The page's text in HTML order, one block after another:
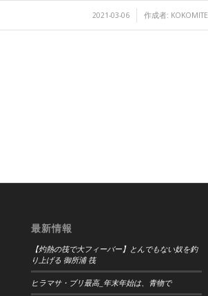
2021-03-06
/ 作成者: KOKOMITE
最新情報
【灼熱の筏で大フィーバー】とんでもない奴を釣
り上げる 御所浦 筏
ヒラマサ・ブリ最高_年末年始は、青物で